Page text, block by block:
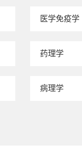
医学免疫学
药理学
病理学